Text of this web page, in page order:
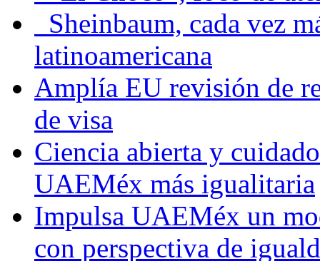
Sheinbaum, cada vez
latinoamericana
Amplía EU revisión de
de visa
Ciencia abierta y
UAEMéx más igualitaria
Impulsa UAEMéx un
con perspectiva de